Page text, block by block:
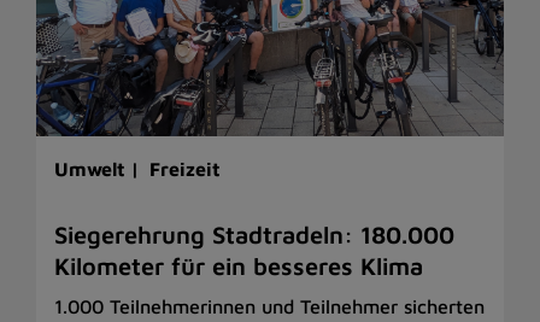
Umwelt | Freizeit
Siegerehrung Stadtradeln: 180.000
Kilometer für ein besseres Klima
1.000 Teilnehmerinnen und Teilnehmer sicherten